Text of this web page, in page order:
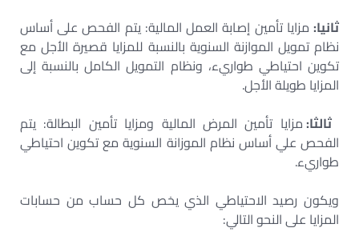
ثانيا: مزايا تأمين إصابة العمل المالية: يتم الفحص على أساس
نظام تمويل الموازنة السنوية بالنسبة للمزايا قصيرة الأجل مع
تكوين احتياطي طواريء، ونظام التمويل الكامل بالنسبة إلى
المزايا طويلة الأجل.
ثالثا:مزايا تأمين المرض المالية ومزايا تأمين البطالة: يتم
الفحص علي أساس نظام الموزانة السنوية مع تكوين احتياطي
طواريء.
ويكون رصيد الاحتياطي الذي يخص كل حساب من حسابات
المزايا على النحو التالي: